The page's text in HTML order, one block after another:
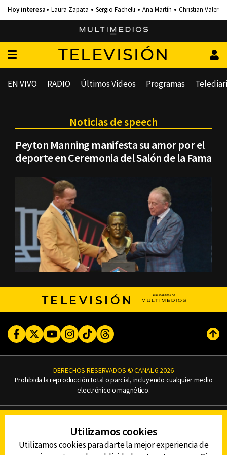
Laura Zapata Sergio Fachelli Ana Martín Christian Valero
TELEVISIÓN
EN VIVO RADIO Últimos Videos Programas
Noticias de speech
Peyton Manning manifesta su amor por el
deporte en Ceremonia del Salón de la Fama
TELEVISIÓN
FacebookTwitterYoutubeInstagram
TikTokThreads
DERECHOS RESERVADOS © CANAL 6 2026
Prohibida la reproducción total o parcial, incluyendo cualquier medio
electrónico o magnético.
AVISO DE PRIVACIDAD
DEFENSORÍA DE LAS AUDIENCIAS
Utilizamos cookies
Utilizamos cookies para darte la mejor experiencia de